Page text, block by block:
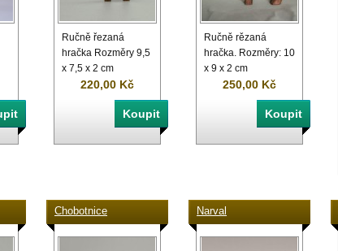
Ručně řezaná
hračka Rozměry 9,5
x 7,5 x 2 cm
220,00 Kč
Ručně rězaná
hračka. Rozměry: 10
x 9 x 2 cm
250,00 Kč
Chobotnice Narval